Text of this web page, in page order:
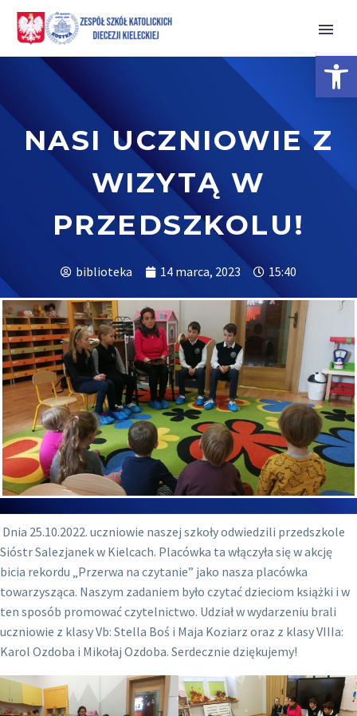
NASI UCZNIOWIE Z
WIZYTĄ W
PRZEDSZKOLU!
biblioteka 14 marca, 2023 15:40
Dnia 25.10.2022. uczniowie naszej szkoły odwiedzili przedszkole
Sióstr Salezjanek w Kielcach. Placówka ta włączyła się w akcję
bicia rekordu „Przerwa na czytanie” jako nasza placówka
towarzysząca. Naszym zadaniem było czytać dzieciom książki i w
ten sposób promować czytelnictwo. Udział w wydarzeniu brali
uczniowie z klasy Vb: Stella Boś i Maja Koziarz oraz z klasy VIIIa:
Karol Ozdoba i Mikołaj Ozdoba. Serdecznie dziękujemy!